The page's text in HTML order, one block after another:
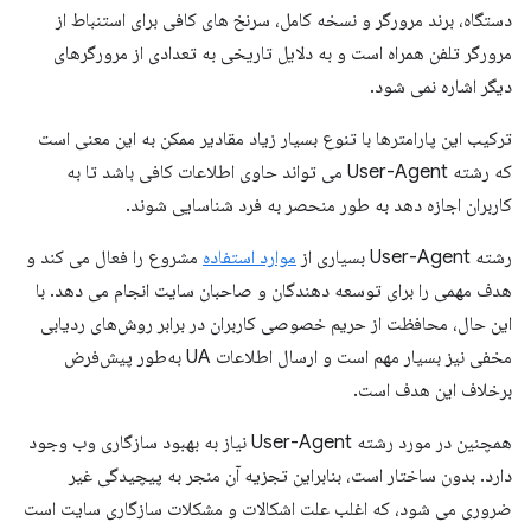
دستگاه، برند مرورگر و نسخه کامل، سرنخ های کافی برای استنباط از
مرورگر تلفن همراه است و به دلایل تاریخی به تعدادی از مرورگرهای
دیگر اشاره نمی شود.
ترکیب این پارامترها با تنوع بسیار زیاد مقادیر ممکن به این معنی است
که رشته User-Agent می تواند حاوی اطلاعات کافی باشد تا به
کاربران اجازه دهد به طور منحصر به فرد شناسایی شوند.
رشته User-Agent بسیاری از موارد استفاده مشروع را فعال می کند و
هدف مهمی را برای توسعه دهندگان و صاحبان سایت انجام می دهد. با
این حال، محافظت از حریم خصوصی کاربران در برابر روش‌های ردیابی
مخفی نیز بسیار مهم است و ارسال اطلاعات UA به‌طور پیش‌فرض
برخلاف این هدف است.
همچنین در مورد رشته User-Agent نیاز به بهبود سازگاری وب وجود
دارد. بدون ساختار است، بنابراین تجزیه آن منجر به پیچیدگی غیر
ضروری می شود، که اغلب علت اشکالات و مشکلات سازگاری سایت است